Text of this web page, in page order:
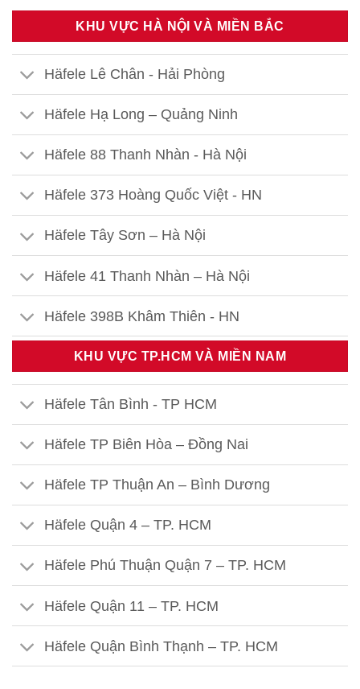
KHU VỰC HÀ NỘI VÀ MIỀN BẮC
Häfele Lê Chân - Hải Phòng
Häfele Hạ Long – Quảng Ninh
Häfele 88 Thanh Nhàn - Hà Nội
Häfele 373 Hoàng Quốc Việt - HN
Häfele Tây Sơn – Hà Nội
Häfele 41 Thanh Nhàn – Hà Nội
Häfele 398B Khâm Thiên - HN
Häfele Thái Thịnh – Hà Nội
Häfele 459 Hoàng Quốc Việt - HN
Häfele 302 Khâm Thiên - HN
Häfele Kim Thành- Hải Dương
KHU VỰC TP.HCM VÀ MIỀN NAM
Häfele Tân Bình - TP HCM
Häfele TP Biên Hòa – Đồng Nai
Häfele TP Thuận An – Bình Dương
Häfele Quận 4 – TP. HCM
Häfele Phú Thuận Quận 7 – TP. HCM
Häfele Quận 11 – TP. HCM
Häfele Quận Bình Thạnh – TP. HCM